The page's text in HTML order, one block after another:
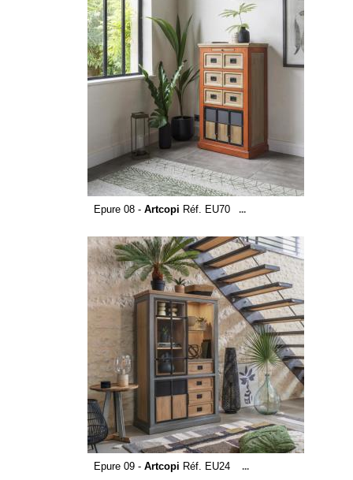
Epure 08 - Artcopi Réf. EU70 ...
Epure 09 - Artcopi Réf. EU24 ...